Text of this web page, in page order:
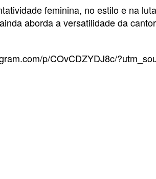
feminina, no estilo e na
aborda a versatilidade da
p/COvCDZYDJ8c/